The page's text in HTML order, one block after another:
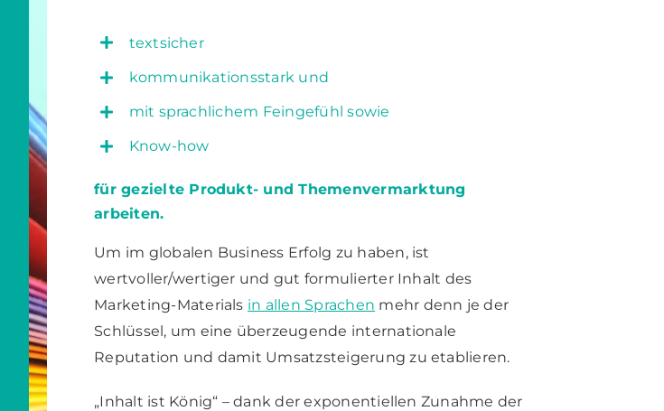
textsicher
kommunikationsstark und
mit sprachlichem Feingefühl sowie
Know-how
für gezielte Produkt- und Themenvermarktung
arbeiten.
Um im globalen Business Erfolg zu haben, ist
wertvoller/wertiger und gut formulierter Inhalt des
Marketing-Materials in allen Sprachen mehr denn je der
Schlüssel, um eine überzeugende internationale
Reputation und damit Umsatzsteigerung zu etablieren.
„Inhalt ist König“ – dank der exponentiellen Zunahme der